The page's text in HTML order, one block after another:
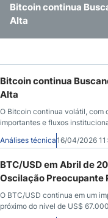
Bitcoin continua
Alta
BTC/USD em Abril
uma Oscilação
Bitcoin Mantém
Bitcoin continua
Alta
O Bitcoin continua volátil, com
importantes e fluxos
definir a direção.
Análises técnica16/04/2026
BTC/USD em Abril de
Oscilação Preocupante
O BTC/USD continua em um
próximo do nível de US$